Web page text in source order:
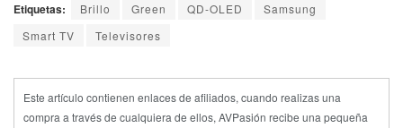
Etiquetas: Brillo Green QD-OLED
Samsung
Smart TV
Televisores
Este artículo contienen enlaces de afiliados, cuando realizas una
compra a través de cualquiera de ellos, AVPasión recibe una pequeña